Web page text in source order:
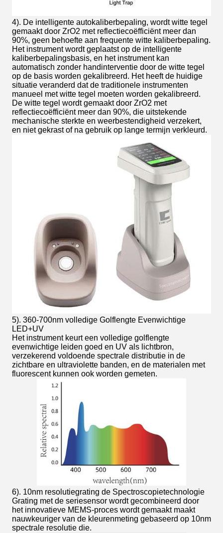
4). De intelligente autokaliberbepaling, wordt witte tegel
gemaakt door ZrO2 met reflectiecoëfficiënt meer dan
90%, geen behoefte aan frequente witte kaliberbepaling.
Het instrument wordt geplaatst op de intelligente
kaliberbepalingsbasis, en het instrument kan
automatisch zonder handinterventie door de witte tegel
op de basis worden gekalibreerd. Het heeft de huidige
situatie veranderd dat de traditionele instrumenten
manueel met witte tegel moeten worden gekalibreerd.
De witte tegel wordt gemaakt door ZrO2 met
reflectiecoëfficiënt meer dan 90%, die uitstekende
mechanische sterkte en weerbestendigheid verzekert,
en niet gekrast of na gebruik op lange termijn verkleurd.
5). 360-700nm volledige Golflengte Evenwichtige
LED+UV
Het instrument keurt een volledige golflengte
evenwichtige leiden goed en UV als lichtbron,
verzekerend voldoende spectrale distributie in de
zichtbare en ultraviolette banden, en de materialen met
fluorescent kunnen ook worden gemeten.
6). 10nm resolutiegrating de Spectroscopietechnologie
Grating met de seriesensor wordt gecombineerd door
het innovatieve MEMS-proces wordt gemaakt maakt
nauwkeuriger van de kleurenmeting gebaseerd op 10nm
spectrale resolutie die.